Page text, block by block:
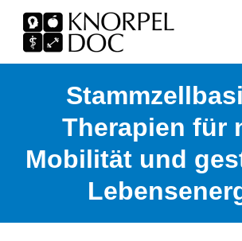
Inhalt
springen
Therapien für
Mobilität und